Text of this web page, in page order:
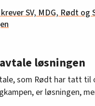
SV, MDG, Rødt og
løsningen
som Rødt har tatt til
er løsningen,